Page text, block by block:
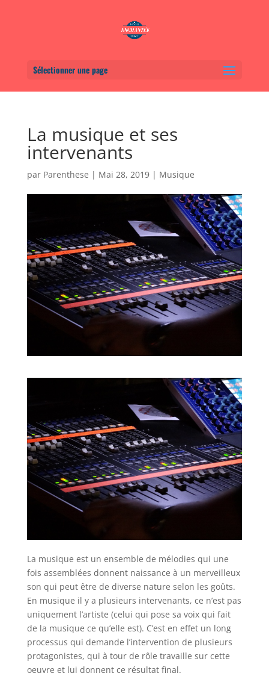
Sélectionner une page
La musique et ses
intervenants
par Parenthese | Mai 28, 2019| Musique
La musique est un ensemble de mélodies qui une
fois assemblées donnent naissance à un merveilleux
son qui peut être de diverse nature selon les goûts.
En musique il y a plusieurs intervenants, ce n’est pas
uniquement l’artiste (celui qui pose sa voix qui fait
de la musique ce qu’elle est). C’est en effet un long
processus qui demande l’intervention de plusieurs
protagonistes, qui à tour de rôle travaille sur cette
oeuvre et lui donnent ce résultat final.